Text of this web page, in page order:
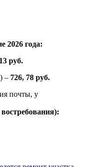
2026 года:
руб.
– 726, 78 руб.
почты, у